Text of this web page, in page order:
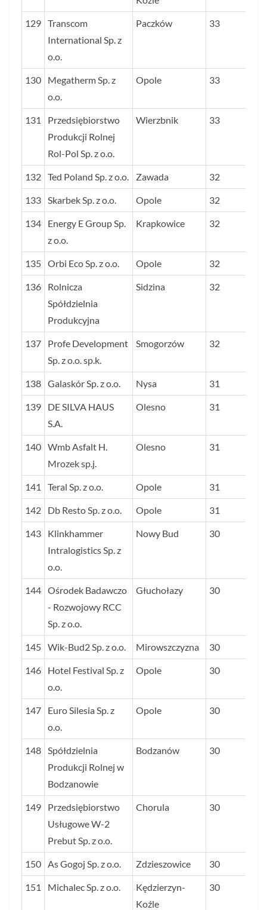
129 Transcom
International Sp. z
o.o.
Paczków 33
130
Megatherm Sp. z
o.o.
Opole 33
131
Przedsiębiorstwo
Produkcji Rolnej
Rol-Pol Sp. z o.o.
Wierzbnik 33
132 Ted Poland Sp. z o.o. Zawada 32
133 Skarbek Sp. z o.o. Opole 32
134
Energy E Group Sp.
z o.o.
Krapkowice 32
135 Orbi Eco Sp. z o.o. Opole 32
136
Rolnicza
Spółdzielnia
Produkcyjna
Sidzina 32
137
Profe Development
Sp. z o.o. sp.k.
Smogorzów 32
138 Galaskór Sp. z o.o. Nysa 31
139
DE SILVA HAUS
S.A.
Olesno 31
140 Wmb Asfalt H.
Mrozek sp.j.
Olesno 31
141 Teral Sp. z o.o. Opole 31
142 Db Resto Sp. z o.o. Opole 31
143
Klinkhammer
Intralogistics Sp. z
o.o.
Nowy Bud 30
144 Ośrodek Badawczo
- Rozwojowy RCC
Sp. z o.o.
Głuchołazy 30
145 Wik-Bud2 Sp. z o.o. Mirowszczyzna 30
146
Hotel Festival Sp. z
o.o.
Opole 30
147
Euro Silesia Sp. z
o.o.
Opole 30
148
Spółdzielnia
Produkcji Rolnej w
Bodzanowie
Bodzanów 30
149
Przedsiębiorstwo
Usługowe W-2
Prebut Sp. z o.o.
Chorula 30
150 As Gogoj Sp. z o.o. Zdzieszowice 30
151 Michalec Sp. z o.o.
Kędzierzyn-
Koźle
30